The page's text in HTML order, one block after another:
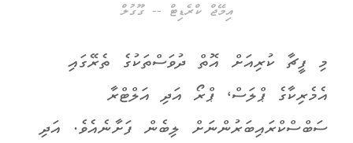
އިމޭޖް ކްރެޑިޓް -- ގޫގުލް
މި ފީޗާ ކުރިއަށް އޮތް ދުވަސްތަކުގެ ތެރޭގައި
އެމެރިކާގެ ޕްލަސް، ޕްރޯ އަދި އަލްޓްރާ
ސަބްސްކްރައިބަރުންނަށް ލިބެން ފަށާނެއެވެ. އަދި